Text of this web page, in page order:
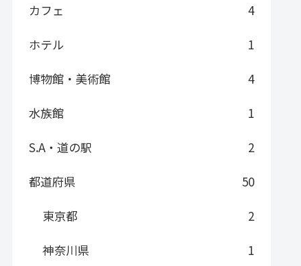
カフェ
4
ホテル
1
博物館・美術館
4
水族館
1
S.A・道の駅
2
都道府県
50
東京都
2
神奈川県
1